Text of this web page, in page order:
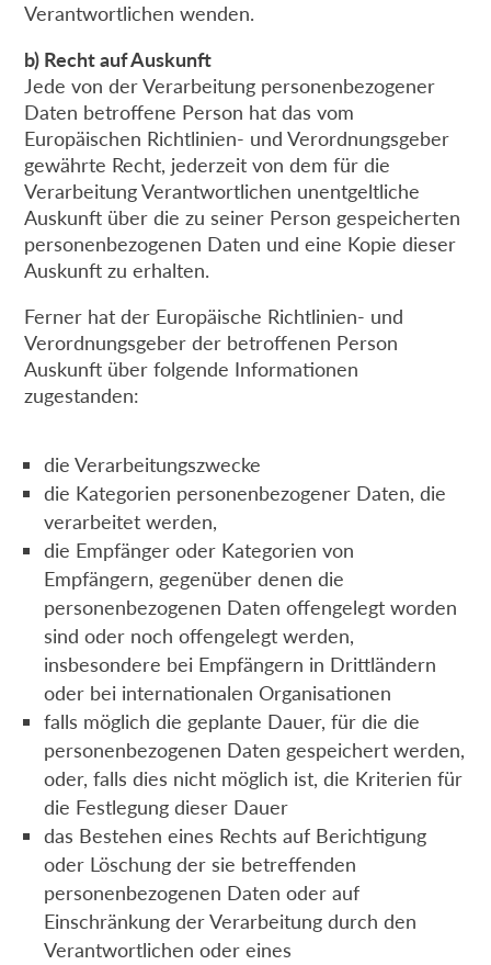
Verantwortlichen wenden.
b) Recht auf Auskunft
Jede von der Verarbeitung personenbezogener
Daten betroffene Person hat das vom
Europäischen Richtlinien- und Verordnungsgeber
gewährte Recht, jederzeit von dem für die
Verarbeitung Verantwortlichen unentgeltliche
Auskunft über die zu seiner Person gespeicherten
personenbezogenen Daten und eine Kopie dieser
Auskunft zu erhalten.
Ferner hat der Europäische Richtlinien- und
Verordnungsgeber der betroffenen Person
Auskunft über folgende Informationen
zugestanden:
die Verarbeitungszwecke
die Kategorien personenbezogener Daten, die
verarbeitet werden,
die Empfänger oder Kategorien von
Empfängern, gegenüber denen die
personenbezogenen Daten offengelegt worden
sind oder noch offengelegt werden,
insbesondere bei Empfängern in Drittländern
oder bei internationalen Organisationen
falls möglich die geplante Dauer, für die die
personenbezogenen Daten gespeichert werden,
oder, falls dies nicht möglich ist, die Kriterien für
die Festlegung dieser Dauer
das Bestehen eines Rechts auf Berichtigung
oder Löschung der sie betreffenden
personenbezogenen Daten oder auf
Einschränkung der Verarbeitung durch den
Verantwortlichen oder eines